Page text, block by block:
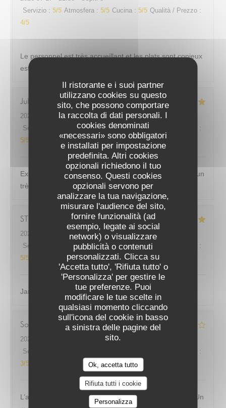
Il ristorante e i suoi partner
utilizzano cookies su questo
sito, che possono comportare
la raccolta di dati personali. I
cookies denominati
«necessari» sono obbligatori
e installati per impostazione
predefinita. Altri cookies
opzionali richiedono il tuo
consenso. Questi cookies
opzionali servono per
analizzare la tua navigazione,
misurare l'audience del sito,
fornire funzionalità (ad
esempio, legate ai social
network) o visualizzare
pubblicità o contenuti
personalizzati. Clicca su
'Accetta tutto', 'Rifiuta tutto' o
'Personalizza' per gestire le
tue preferenze. Puoi
modificare le tue scelte in
qualsiasi momento cliccando
sull'icona del cookie in basso
a sinistra delle pagine del
sito.
Ok, accetta tutto
Rifiuta tutti i cookie
Personalizza
Servizio : 5/5 Atmosfera : 5/5 Cucina : 5/5 Qualità / Prezzo :
4/5
Le personnel est très accueillant et les plats sont copieux
est savoureux
Julie
2026-07-15
- 12:00 - Ospiti 3
Servizio
Atmosfera: 5/5 Cucina : 5/5
:
5/5
Excellent comme d’habitude ! Très bonne cuisine dans un
très bon cadre je reviendrais avec plaisir !
STEPHANIE
2026-07-07
- 20:00 - Ospiti 8
Servizio
Atmosfera: 5/5 Cucina: 5/5 Qualità / Prezzo
:
5/5
Jamais déçue, personnel au top, nourriture excellente
Sophie
2026-07-02
Servizio
:
3/5
L’accueil a été agréable, le serveur très professionnel. Un
LA CUIZINE